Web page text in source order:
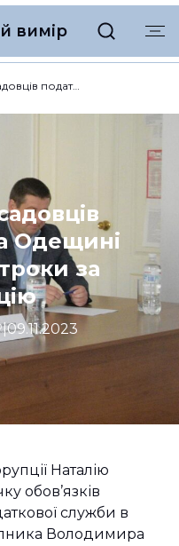
вимір
Двоє експосадовців податкової на Одещині отримали строки за корупцію
Одещині
за
|09.11.2023
Наталію
обов’язків
служби в
Володимира